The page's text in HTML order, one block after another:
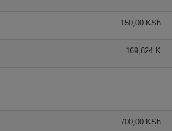
150,00 KSh
169,624 K
700,00 KSh